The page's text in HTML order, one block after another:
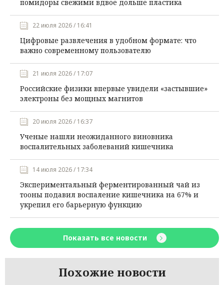
помидоры свежими вдвое дольше пластика
22 июля 2026 / 16:41
Цифровые развлечения в удобном формате: что
важно современному пользователю
21 июля 2026 / 17:07
Российские физики впервые увидели «застывшие»
электроны без мощных магнитов
20 июля 2026 / 16:37
Ученые нашли неожиданного виновника
воспалительных заболеваний кишечника
14 июля 2026 / 17:34
Экспериментальный ферментированный чай из
тооны подавил воспаление кишечника на 67% и
укрепил его барьерную функцию
Показать все новости
Похожие новости